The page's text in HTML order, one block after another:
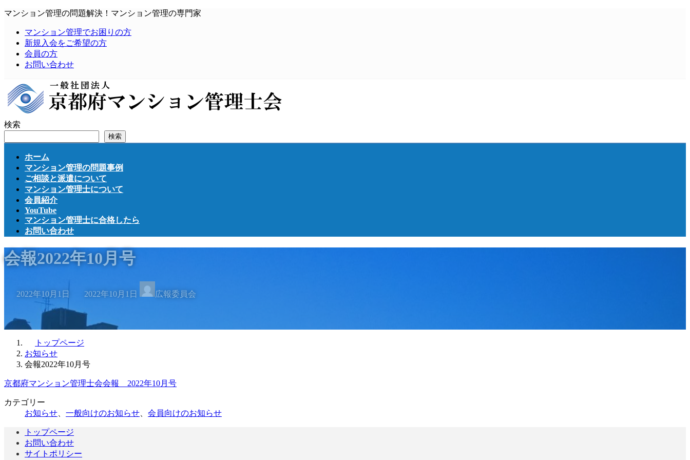
コ
ッ
プ
ナ
移
動
マンション管理の問題解決！マンション管理の専門家
マンション管理でお困りの方
新規入会をご希望の方
会員の方
お問い合わせ
検索
検索
ホーム
マンション管理の問題事例
ご相談と派遣について
マンション管理士について
会員紹介
YouTube
マンション管理士に合格したら
お問い合わせ
会報2022年10月号
2022年10月1日
終
日
2022年10月1日 広報委員会
トップページ
お知らせ
会報2022年10月号
京都府マンション管理士会会報 2022年10月号
カテゴリー
お知らせ、 一般向けのお知らせ、 会員向けのお知らせ
トップページ
お問い合わせ
サイトポリシー